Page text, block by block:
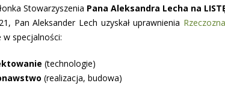
Stowarzyszenia Pana Aleksandra Lecha na
Pan Aleksander Lech uzyskał uprawnienia
w specjalności:
(technologie)
(realizacja, budowa)